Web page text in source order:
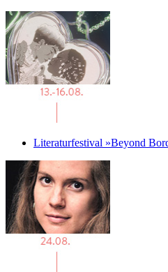
Literaturfestival »Beyond